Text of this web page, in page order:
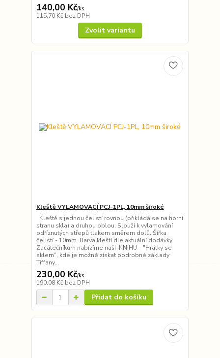
140,00 Kč/ks
115,70 Kč bez DPH
Zvolit variantu
Kleště VYLAMOVACÍ PCJ-1PL, 10mm široké
Kleště s jednou čelistí rovnou (přikládá se na horní
stranu skla) a druhou oblou. Slouží k vylamování
odříznutých střepů tlakem směrem dolů. Šířka
čelistí - 10mm. Barva kleští dle aktuální dodávky.
Začátečníkům nabízíme naši KNIHU - "Hrátky se
sklem", kde je možné získat podrobné základy
Tiffany...
230,00 Kč/ks
190,08 Kč bez DPH
Přidat do košíku